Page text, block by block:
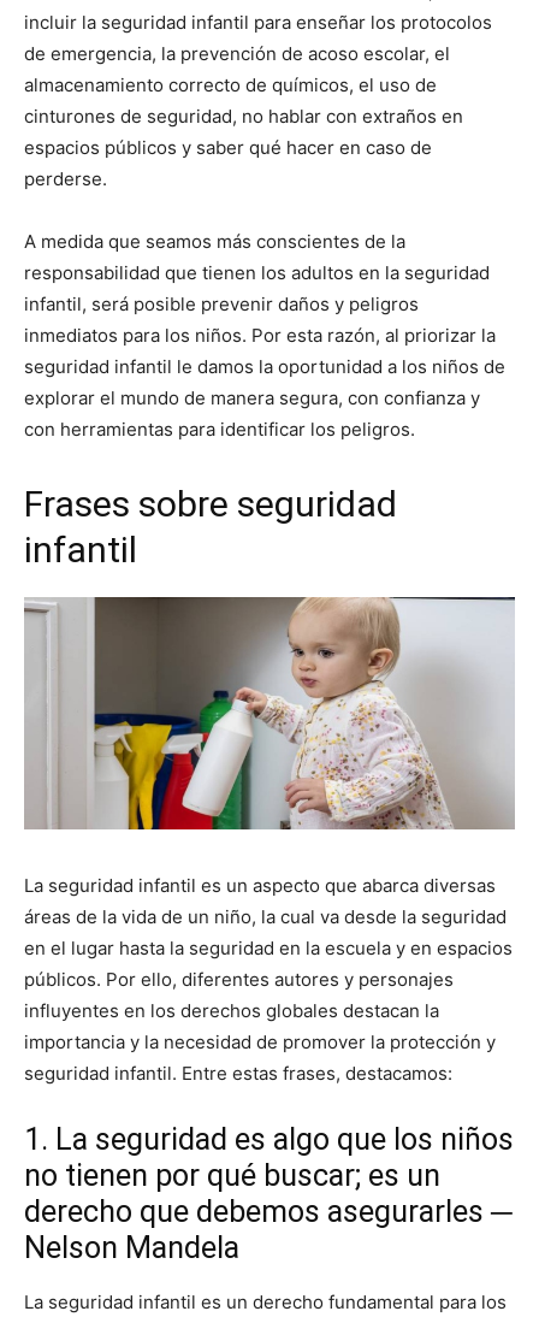
incluir la seguridad infantil para enseñar los protocolos
de emergencia, la prevención de acoso escolar, el
almacenamiento correcto de químicos, el uso de
cinturones de seguridad, no hablar con extraños en
espacios públicos y saber qué hacer en caso de
perderse.
A medida que seamos más conscientes de la
responsabilidad que tienen los adultos en la seguridad
infantil, será posible prevenir daños y peligros
inmediatos para los niños. Por esta razón, al priorizar la
seguridad infantil le damos la oportunidad a los niños de
explorar el mundo de manera segura, con confianza y
con herramientas para identificar los peligros.
Frases sobre seguridad
infantil
La seguridad infantil es un aspecto que abarca diversas
áreas de la vida de un niño, la cual va desde la seguridad
en el lugar hasta la seguridad en la escuela y en espacios
públicos. Por ello, diferentes autores y personajes
influyentes en los derechos globales destacan la
importancia y la necesidad de promover la protección y
seguridad infantil. Entre estas frases, destacamos:
1. La seguridad es algo que los niños
no tienen por qué buscar; es un
derecho que debemos asegurarles ─
Nelson Mandela
La seguridad infantil es un derecho fundamental para los